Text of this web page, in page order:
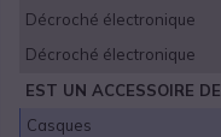
Décroché électronique
Décroché électronique
EST UN ACCESSOIRE DE
Casques